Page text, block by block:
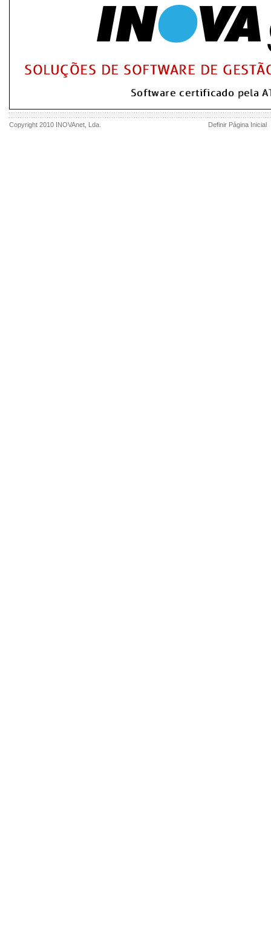
Copyright 2010 INOVAnet , Lda. Definir Página Inicial